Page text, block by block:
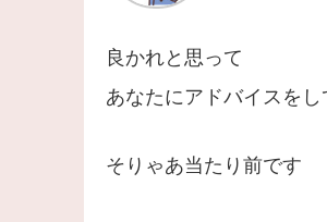
良かれと思って
あなたにアドバイスを
そりゃあ当たり前です